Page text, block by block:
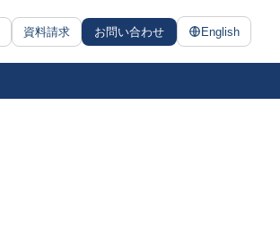
資料請求 お問い合わせ English